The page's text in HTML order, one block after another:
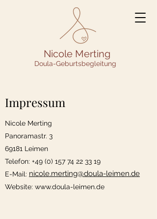
Nicole Merting
Doula-Geburtsbegleitung
Impressum
Nicole Merting
Panoramastr. 3
69181 Leimen
Telefon: +49 (0) 157 74 22 33 19
E-Mail:
Website: www.doula-leimen.de
nicole.merting@doula-leimen.de